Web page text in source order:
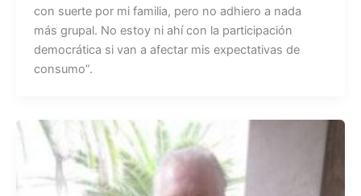
con suerte por mi familia, pero no adhiero a nada
más grupal. No estoy ni ahí con la participación
democrática si van a afectar mis expectativas de
consumo”.